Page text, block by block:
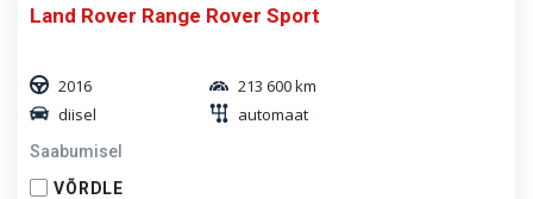
Land Rover Range Rover Sport
2016
213 600 km
diisel
automaat
Saabumisel
VÕRDLE